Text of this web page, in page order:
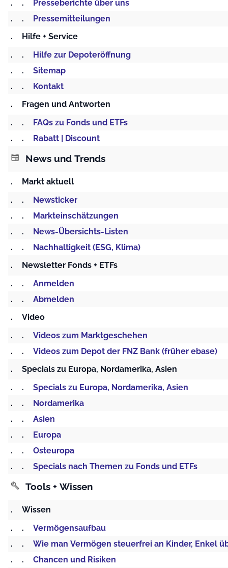
. .
Presseberichte über uns
.
.
Pressemitteilungen
.
Hilfe + Service
.
.
Hilfe zur Depoteröffnung
.
.
Sitemap
.
.
Kontakt
.
Fragen und Antworten
.
.
FAQs zu Fonds und ETFs
.
. Rabatt | Discount
newspaper News und Trends
.
Markt aktuell
.
.
Newsticker
.
.
Markteinschätzungen
.
.
News-Übersichts-Listen
.
.
Nachhaltigkeit (ESG, Klima)
.
Newsletter Fonds + ETFs
.
.
Anmelden
.
.
Abmelden
.
Video
.
.
Videos zum Marktgeschehen
.
.
Videos zum Depot der FNZ Bank (früher ebase)
.
Specials zu Europa, Nordamerika, Asien
.
.
Specials zu Europa, Nordamerika, Asien
.
.
Nordamerika
.
.
Asien
.
.
Europa
.
.
Osteuropa
.
. Specials nach Themen zu Fonds und ETFs
build Tools + Wissen
.
Wissen
.
.
Vermögensaufbau
.
.
Wie man Vermögen steuerfrei an Kinder, Enkel
.
.
Chancen und Risiken